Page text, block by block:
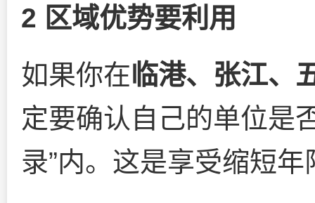
2 区域优势要利用
如果你在临港、张江、
定要确认自己的单位是
录”内。这是享受缩短